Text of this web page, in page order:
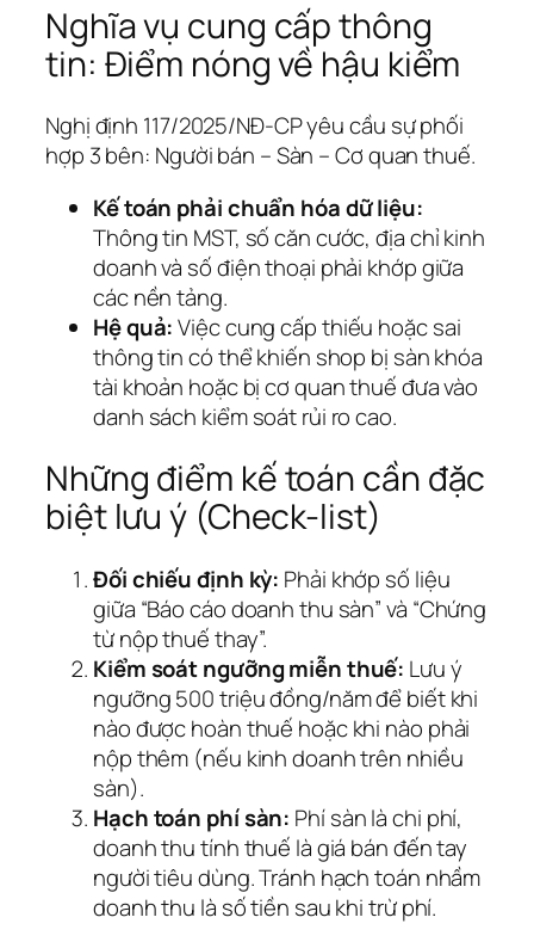
Nghĩa vụ cung cấp thông
tin: Điểm nóng về hậu kiểm
Nghị định 117/2025/NĐ-CP yêu cầu sự phối
hợp 3 bên: Người bán – Sàn – Cơ quan thuế.
Kế toán phải chuẩn hóa dữ liệu:
Thông tin MST, số căn cước, địa chỉ kinh
doanh và số điện thoại phải khớp giữa
các nền tảng.
Hệ quả:Việc cung cấp thiếu hoặc sai
thông tin có thể khiến shop bị sàn khóa
tài khoản hoặc bị cơ quan thuế đưa vào
danh sách kiểm soát rủi ro cao.
Những điểm kế toán cần đặc
biệt lưu ý (Check-list)
Đối chiếu định kỳ: Phải khớp số liệu
giữa “Báo cáo doanh thu sàn” và “Chứng
từ nộp thuế thay”.
Kiểm soát ngưỡng miễn thuế: Lưu ý
ngưỡng 500 triệu đồng/năm để biết khi
nào được hoàn thuế hoặc khi nào phải
nộp thêm (nếu kinh doanh trên nhiều
sàn).
Hạch toán phí sàn: Phí sàn là chi phí,
doanh thu tính thuế là giá bán đến tay
người tiêu dùng. Tránh hạch toán nhầm
doanh thu là số tiền sau khi trừ phí.